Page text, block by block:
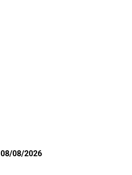
08/08/2026